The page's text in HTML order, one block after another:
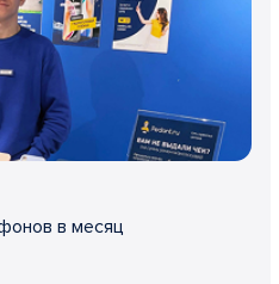
в месяц